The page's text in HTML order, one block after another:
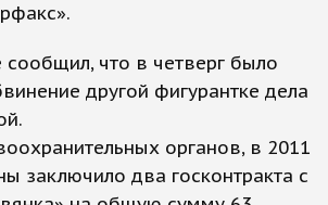
что в четверг было
другой фигурантке дела
органов, в 2011
заключило два госконтракта с